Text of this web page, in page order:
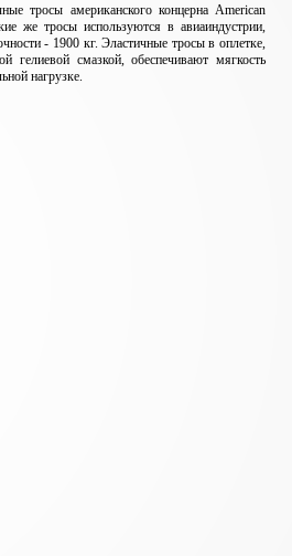
тросы американского концерна American
же тросы используются в авиаиндустрии,
- 1900 кг. Эластичные тросы в оплетке,
гелиевой смазкой, обеспечивают мягкость
нагрузке.